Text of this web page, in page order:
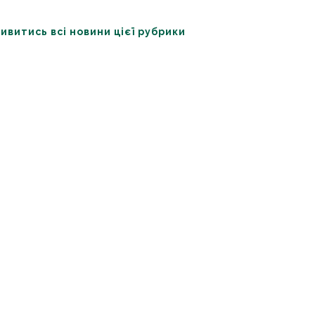
всі новини цієї рубрики